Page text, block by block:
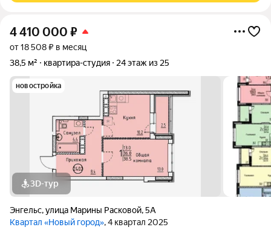
4 410 000 ₽
от 18 508 ₽ в месяц
38,5 м²
квартира-студия 24 этаж из 25
новостройка
3D-тур
Энгельс,улица Марины Расковой,5А
Квартал «Новый город», 4 квартал 2025